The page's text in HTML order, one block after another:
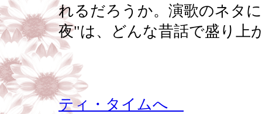
れるだろうか。演歌のネタ
夜"は、どんな昔話で盛り上
ティ・タイムへ